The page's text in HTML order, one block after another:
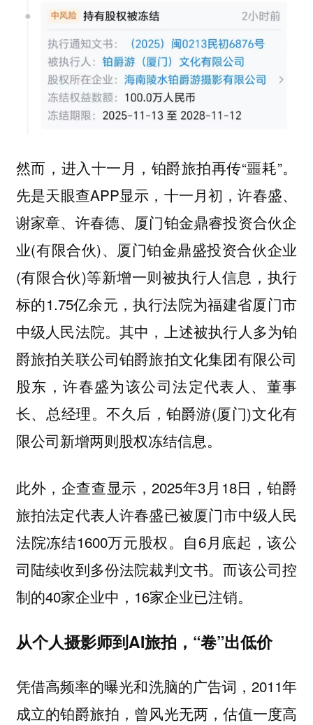
然而，进入十一月，铂爵旅拍再传“噩耗”。
先是天眼查APP显示，十一月初，许春盛、
谢家章、许春德、厦门铂金鼎睿投资合伙企
业(有限合伙)、厦门铂金鼎盛投资合伙企业
(有限合伙)等新增一则被执行人信息，执行
标的1.75亿余元，执行法院为福建省厦门市
中级人民法院。其中，上述被执行人多为铂
爵旅拍关联公司铂爵旅拍文化集团有限公司
股东，许春盛为该公司法定代表人、董事
长、总经理。不久后，铂爵游(厦门)文化有
限公司新增两则股权冻结信息。
此外，企查查显示，2025年3月18日，铂爵
旅拍法定代表人许春盛已被厦门市中级人民
法院冻结1600万元股权。自6月底起，该公
司陆续收到多份法院裁判文书。而该公司控
制的40家企业中，16家企业已注销。
从个人摄影师到AI旅拍，“卷”出低价
凭借高频率的曝光和洗脑的广告词，2011年
成立的铂爵旅拍，曾风光无两，估值一度高